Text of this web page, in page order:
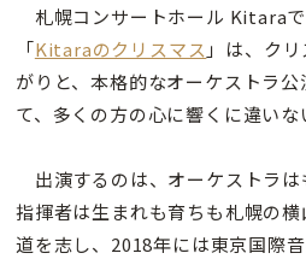
札幌コンサートホール Kitara
「Kitaraのクリスマス 」は、ク
がりと、本格的なオーケストラ
て、多くの方の心に響くに違いな
出演するのは、オーケストラは
指揮者は生まれも育ちも札幌の
道を志し、2018年には東京国際